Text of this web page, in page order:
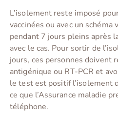
L’isolement reste imposé
vaccinées ou avec un schéma
pendant 7 jours pleins après
avec le cas. Pour sortir de
jours, ces personnes doivent
antigénique ou RT-PCR et
le test est positif l’isolement
ce que l’Assurance maladie
téléphone.